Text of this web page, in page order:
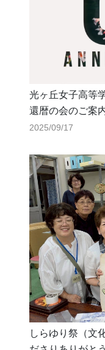
光ヶ丘女子高等
還暦の会のご案
2025/09/17
しらゆり祭（文